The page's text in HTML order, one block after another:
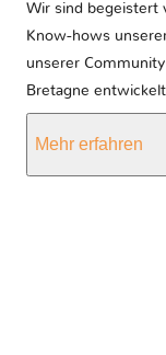
Wir sind begeistert
Know-hows
unserer
Bretagne
Mehr erfahren